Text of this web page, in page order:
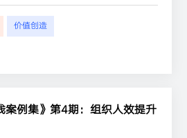
价值创造
案例集》第4期：组织人效提升